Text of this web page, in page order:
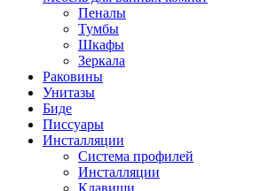
Пеналы
Тумбы
Шкафы
Зеркала
Раковины
Унитазы
Биде
Писсуары
Инсталляции
Система профилей
Инсталляции
Клавиши